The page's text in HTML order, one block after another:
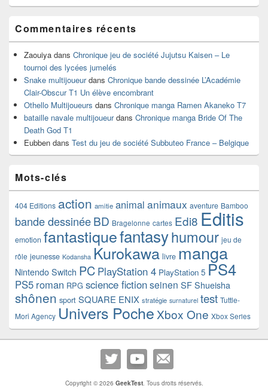
Commentaires récents
Zaouiya dans Chronique jeu de société Jujutsu Kaisen – Le
tournoi des lycées jumelés
Snake multijoueurdans Chronique bande dessinée L’Académie
Clair-Obscur T1 Un élève encombrant
Othello Multijoueurs dans Chronique manga Ramen Akaneko T7
bataille navale multijoueurdans Chronique manga Bride Of The
Death God T1
Eubben dans Test du jeu de société Subbuteo France – Belgique
Mots-clés
404 Editions action amitie animal animaux aventure Bamboo
bande dessinéeBD Bragelonne cartes Edi8 Editis
emotion fantastiquefantasyhumour jeu de
rôle jeunesse Kodansha Kurokawa livre manga
Nintendo Switch PC PlayStation 4 PlayStation 5 PS4
PS5 roman RPG science fictionseinen SF Shueisha
shônen sport SQUARE ENIX stratégie surnaturel test Tuttle-
Mori Agency Univers Poche Xbox One Xbox Series
Copyright © 2026 GeekTest. Tous droits réservés.